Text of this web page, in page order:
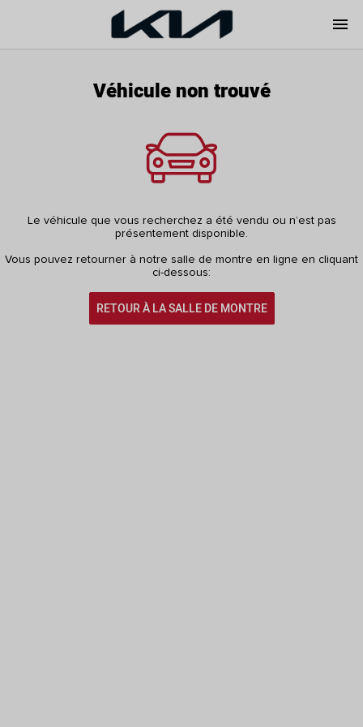
menu
Véhicule non trouvé
Le véhicule que vous recherchez a été vendu ou n’est pas
présentement disponible.
Vous pouvez retourner à notre salle de montre en ligne en cliquant
ci-dessous:
RETOUR À LA SALLE DE MONTRE